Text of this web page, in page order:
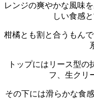
レンジの爽やかな風味
しい食感
柑橘とも割と合うもん
トップにはリース型
フ、生クリ
その下には滑らかな食